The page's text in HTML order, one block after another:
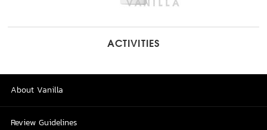
ACTIVITIES
About Vanilla
Review Guidelines